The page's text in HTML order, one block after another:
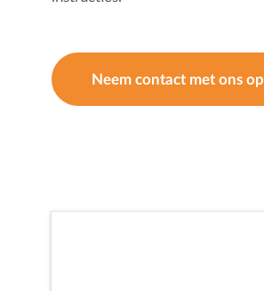
Neem contact met ons op